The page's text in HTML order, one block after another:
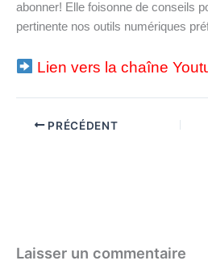
abonner! Elle foisonne de conseils
pertinente nos outils numériques
Lien vers la chaîne
PRÉCÉDENT
Laisser un commentaire